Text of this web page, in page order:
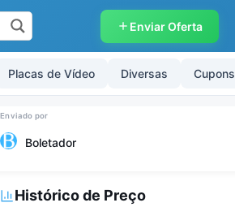
Enviar Oferta
Placas de Vídeo Diversas Cupons
Boletador
Histórico de Preço